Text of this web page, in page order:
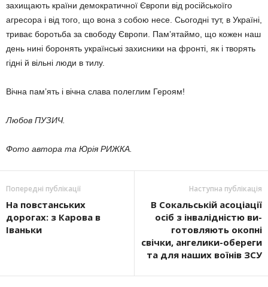
захищають країни демократичної Європи від російськоїго
агресора і від того, що вона з собою несе. Сьогодні тут, в Україні,
триває боротьба за свободу Європи. Пам’ятаймо, що кожен наш
день нині боронять українські захисники на фронті, як і творять
гідні й вільні люди в тилу.
Вічна пам’ять і вічна слава полеглим Героям!
Любов ПУЗИЧ.
Фото автора та Юрія РИЖКА.
Попередні публікації
На повстанських
дорогах: з Карова в
Іваньки
Наступна публікація
В Сокаль­ській асоціації
осіб з ін­валідністю ви­
готовляють окопні
свічки, ангелики-обереги
та для наших воїнів ЗСУ